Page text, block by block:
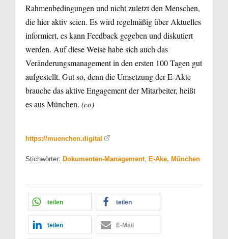
Rahmen­bedingungen und nicht zuletzt den Menschen,
die hier aktiv seien. Es wird regelmäßig über Aktuelles
informiert, es kann Feedback gegeben und diskutiert
werden. Auf diese Weise habe sich auch das
Veränderungs­management in den ersten 100 Tagen gut
aufgestellt. Gut so, denn die Umsetzung der E-Akte
brauche das aktive Engagement der Mitarbeiter, heißt
es aus München. (co)
https://muenchen.digital
Stichwörter: Dokumenten-Management, E-Ake, München
teilen teilen
teilen E-Mail